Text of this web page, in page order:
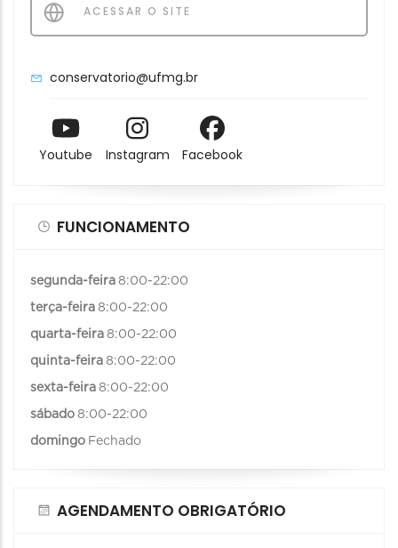
ACESSAR O SITE
conservatorio@ufmg.br
Youtube Instagram Facebook
FUNCIONAMENTO
segunda-feira 8:00-22:00
terça-feira 8:00-22:00
quarta-feira 8:00-22:00
quinta-feira 8:00-22:00
sexta-feira 8:00-22:00
sábado 8:00-22:00
domingo Fechado
AGENDAMENTO OBRIGATÓRIO